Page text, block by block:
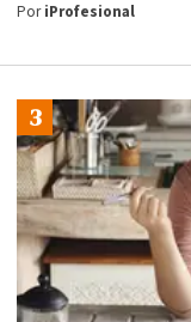
PoriProfesional